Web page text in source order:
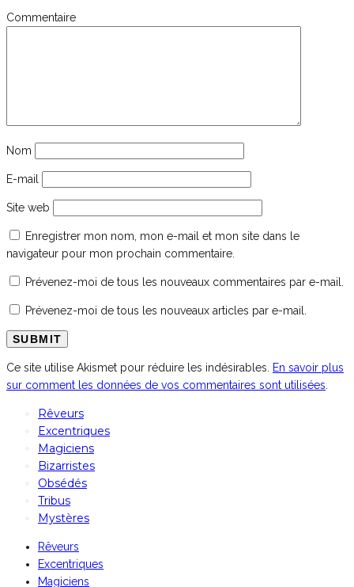
Commentaire
Nom
E-mail
Site web
Enregistrer mon nom, mon e-mail et mon site dans le
navigateur pour mon prochain commentaire.
Prévenez-moi de tous les nouveaux commentaires par e-mail.
Prévenez-moi de tous les nouveaux articles par e-mail.
Ce site utilise Akismet pour réduire les indésirables. En savoir plus
sur comment les données de vos commentaires sont utilisées.
Rêveurs
Excentriques
Magiciens
Bizarristes
Obsédés
Tribus
Mystères
Rêveurs
Excentriques
Magiciens